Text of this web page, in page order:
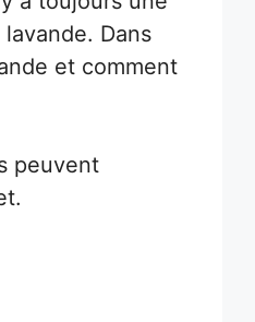
Dans
et comment
peuvent